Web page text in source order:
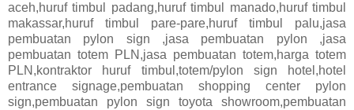
aceh,huruf timbul padang,huruf timbul manado,huruf timbul
makassar,huruf timbul pare-pare,huruf timbul palu,jasa
pembuatan pylon sign ,jasa pembuatan pylon ,jasa
pembuatan totem PLN,jasa pembuatan totem,harga totem
PLN,kontraktor huruf timbul,totem/pylon sign hotel,hotel
entrance signage,pembuatan shopping center pylon
sign,pembuatan pylon sign toyota showroom,pembuatan